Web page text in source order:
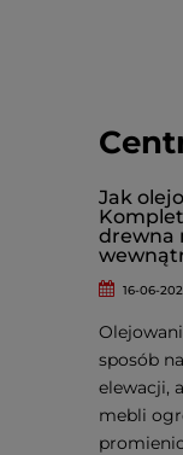
Jak
drewna
16-06-
sposób
elewacji,
mebli